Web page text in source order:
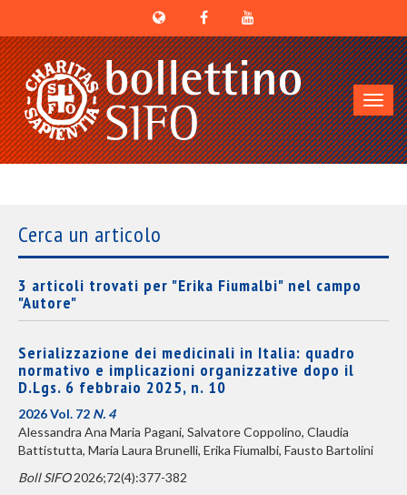
Cerca un articolo
3 articoli trovati per "Erika Fiumalbi" nel campo
"Autore"
Serializzazione dei medicinali in Italia: quadro
normativo e implicazioni organizzative dopo il
D.Lgs. 6 febbraio 2025, n. 10
2026 Vol. 72 N. 4
Alessandra Ana Maria Pagani, Salvatore Coppolino, Claudia
Battistutta, Maria Laura Brunelli, Erika Fiumalbi, Fausto Bartolini
Boll SIFO2026;72(4):377-382